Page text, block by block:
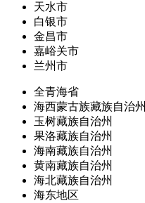
天水市
白银市
金昌市
嘉峪关市
兰州市
全青海省
海西蒙古族藏族自治州
玉树藏族自治州
果洛藏族自治州
海南藏族自治州
黄南藏族自治州
海北藏族自治州
海东地区